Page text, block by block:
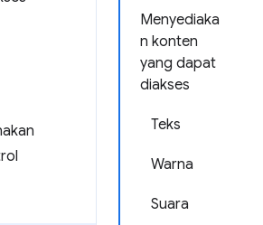
Menyediaka
n konten
yang dapat
diakses
Teks
Warna
Suara